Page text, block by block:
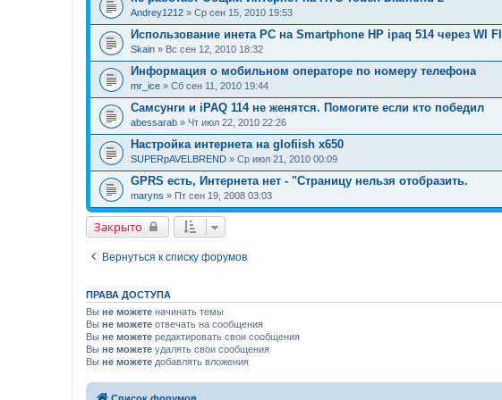
Andrey1212 » Ср сен 15, 2010 19:53
Использование инета PC на Smartphone HP ipaq 514 через WI FI
Skain » Вс сен 12, 2010 18:32
Информация о мобильном операторе по номеру телефона
mr_ice » Сб сен 11, 2010 19:44
Самсунги и iPAQ 114 не женятся. Помогите если кто победил
abessarab » Чт июл 22, 2010 22:26
Настройка интернета на glofiish x650
SUPERpAVELBREND » Ср июл 21, 2010 00:09
GPRS есть, Интернета нет - "Страницу нельзя отобразить.
maryns » Пт сен 19, 2008 03:03
Закрыто
Вернуться к списку форумов
ПРАВА ДОСТУПА
Вы не можете начинать темы
Вы не можете отвечать на сообщения
Вы не можете редактировать свои сообщения
Вы не можете удалять свои сообщения
Вы не можете добавлять вложения